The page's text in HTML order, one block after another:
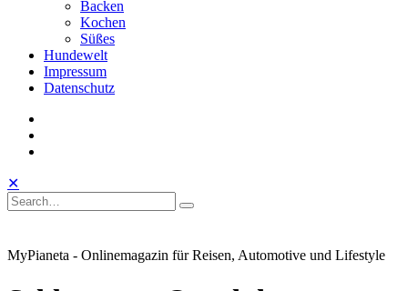
Backen
Kochen
Süßes
Hundewelt
Impressum
Datenschutz
Toggle
Mobile
Menu
Open
Search
✕
Search
Search
for:
Search
MyPianeta - Onlinemagazin für Reisen, Automotive und Lifestyle